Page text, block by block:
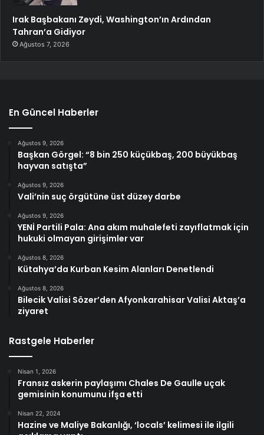
Irak Başbakanı Zeydi, Washington’ın Ardından
Tahran’a Gidiyor
Ağustos 7, 2026
En Güncel Haberler
Ağustos 9, 2026
Başkan Görgel: “8 bin 250 küçükbaş, 200 büyükbaş
hayvan satışta”
Ağustos 9, 2026
Vali’nin suç örgütüne üst düzey darbe
Ağustos 9, 2026
YENİ Partili Pala: Ana akım muhalefeti zayıflatmak için
hukuki olmayan girişimler var
Ağustos 8, 2026
Kütahya’da Kurban Kesim Alanları Denetlendi
Ağustos 8, 2026
Bilecik Valisi Sözer’den Afyonkarahisar Valisi Aktaş’a
ziyaret
Rastgele Haberler
Nisan 1, 2026
Fransız askerin paylaşımı Chales De Gaulle uçak
gemisinin konumunu ifşa etti
Nisan 22, 2024
Hazine ve Maliye Bakanlığı, ‘locals’ kelimesi ile ilgili